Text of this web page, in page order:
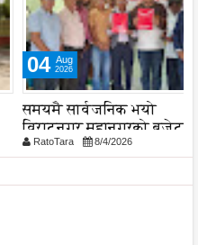
04 Aug
2026
समयमै सार्वजनिक भयो
विराटनगर महानगरको बजेट
पुस्तिका, कार्यान्वयन प्रक्रिया
पनि सुरु
RatoTara 8/4/2026